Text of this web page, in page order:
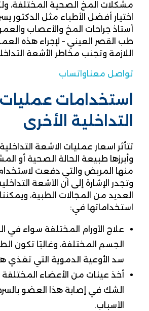
مشكلات المخ الصحية المختلفة،
اختيار أفضل الأطباء مثل الدكتور
أستاذ جراحات المخ والأعصاب
طب القصر العيني – لإجراء هذه
اللازمة وتجنب مخاطر الأشعة
تواصل معنا واتساب
استخدامات
التداخلية الأخرى
تتأثر اسعار عمليات الاشعة
وأبرزها طبيعة الحالة الصحية أو
منها المريض والتي دفعت لاستخدام
وتجدر الإشارة إلى أن الأشعة
العديد من المجالات الطبية،
استخداماتها في:
علاج الأورام المختلفة سواء في
الجسم المختلفة، وغالبًا تكون
سد الأوعية الدموية التي تغذي
أخذ عينات من الأعضاء
الشك في إصابة هذا العضو
الأسباب.